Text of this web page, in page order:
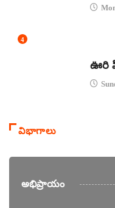
4
ఊరి
విభాగాలు
అభిప్రాయం